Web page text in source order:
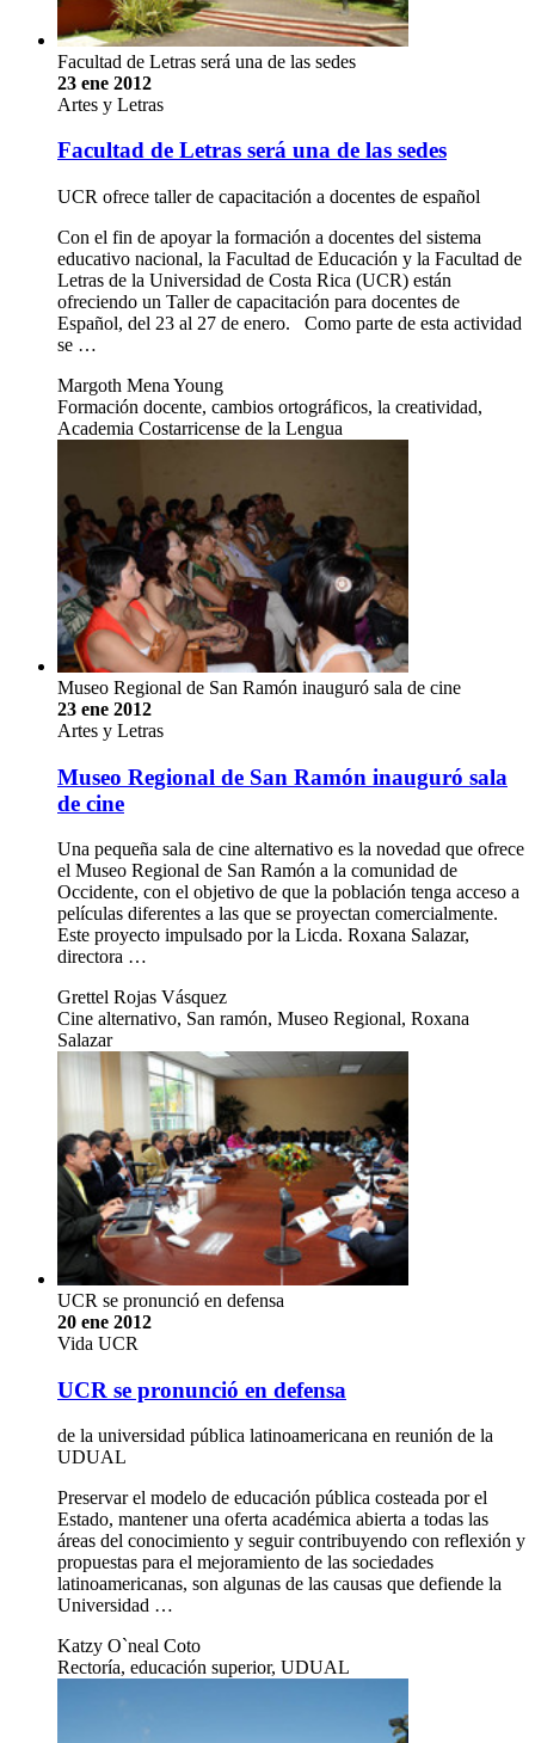
Facultad de Letras será una de las sedes
23 ene 2012
Artes y Letras
Facultad de Letras será una de las sedes
UCR ofrece taller de capacitación a docentes de español
Con el fin de apoyar la formación a docentes del sistema
educativo nacional, la Facultad de Educación y la Facultad de
Letras de la Universidad de Costa Rica (UCR) están
ofreciendo un Taller de capacitación para docentes de
Español, del 23 al 27 de enero. Como parte de esta actividad
se …
Margoth Mena Young
Formación docente, cambios ortográficos, la creatividad,
Academia Costarricense de la Lengua
Museo Regional de San Ramón inauguró sala de cine
23 ene 2012
Artes y Letras
Museo Regional de San Ramón inauguró sala
de cine
Una pequeña sala de cine alternativo es la novedad que ofrece
el Museo Regional de San Ramón a la comunidad de
Occidente, con el objetivo de que la población tenga acceso a
películas diferentes a las que se proyectan comercialmente.
Este proyecto impulsado por la Licda. Roxana Salazar,
directora …
Grettel Rojas Vásquez
Cine alternativo, San ramón, Museo Regional, Roxana
Salazar
UCR se pronunció en defensa
20 ene 2012
Vida UCR
UCR se pronunció en defensa
de la universidad pública latinoamericana en reunión de la
UDUAL
Preservar el modelo de educación pública costeada por el
Estado, mantener una oferta académica abierta a todas las
áreas del conocimiento y seguir contribuyendo con reflexión y
propuestas para el mejoramiento de las sociedades
latinoamericanas, son algunas de las causas que defiende la
Universidad …
Katzy O`neal Coto
Rectoría, educación superior, UDUAL